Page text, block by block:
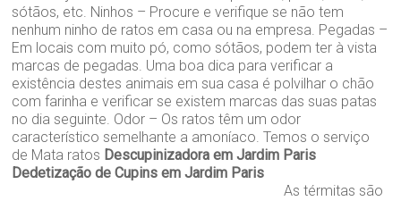
sótãos, etc. Ninhos – Procure e verifique se não tem
nenhum ninho de ratos em casa ou na empresa. Pegadas –
Em locais com muito pó, como sótãos, podem ter à vista
marcas de pegadas. Uma boa dica para verificar a
existência destes animais em sua casa é polvilhar o chão
com farinha e verificar se existem marcas das suas patas
no dia seguinte. Odor – Os ratos têm um odor
característico semelhante a amoníaco. Temos o serviço
de Mata ratos Descupinizadora em Jardim Paris
Dedetização de Cupins em Jardim Paris
As térmitas são